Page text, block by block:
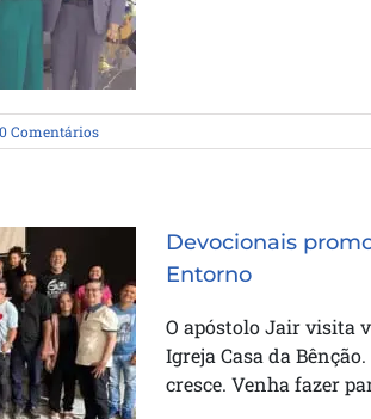
0 Comentários
no DF
Devocionais
Entorno
O apóstolo Jair visita
Igreja Casa da
cresce. Venha fazer